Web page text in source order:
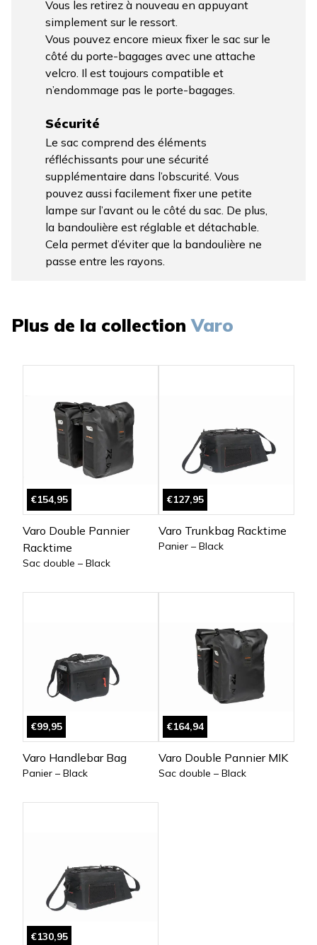
Vous les retirez à nouveau en appuyant
simplement sur le ressort.
Vous pouvez encore mieux fixer le sac sur le
côté du porte-bagages avec une attache
velcro. Il est toujours compatible et
n’endommage pas le porte-bagages.
Sécurité
Le sac comprend des éléments
réfléchissants pour une sécurité
supplémentaire dans l’obscurité. Vous
pouvez aussi facilement fixer une petite
lampe sur l’avant ou le côté du sac. De plus,
la bandoulière est réglable et détachable.
Cela permet d’éviter que la bandoulière ne
passe entre les rayons.
Plus de la collection Varo
€154,95
Varo Double Pannier
Racktime
Sac double – Black
€127,95
Varo Trunkbag Racktime
Panier – Black
€99,95
Varo Handlebar Bag
Panier – Black
€164,94
Varo Double Pannier MIK
Sac double – Black
€130,95